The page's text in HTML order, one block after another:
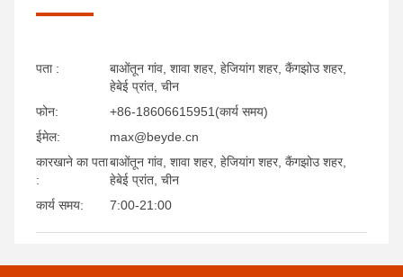
पता :
बाओंतून गांव, शावा शहर, हेजियांग शहर, कैंगझोउ शहर,
हेबेई प्रांत, चीन
फोन:
+86-18606615951(कार्य समय)
ईमेल:
max@beyde.cn
कारखाने का पता
:
बाओंतून गांव, शावा शहर, हेजियांग शहर, कैंगझोउ शहर,
हेबेई प्रांत, चीन
कार्य समय:
7:00-21:00